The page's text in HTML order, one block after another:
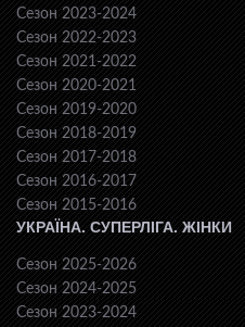
Сезон 2023-2024
Сезон 2022-2023
Сезон 2021-2022
Сезон 2020-2021
Сезон 2019-2020
Сезон 2018-2019
Сезон 2017-2018
Сезон 2016-2017
Сезон 2015-2016
УКРАЇНА. СУПЕРЛІГА. ЖІНКИ
Сезон 2025-2026
Сезон 2024-2025
Сезон 2023-2024